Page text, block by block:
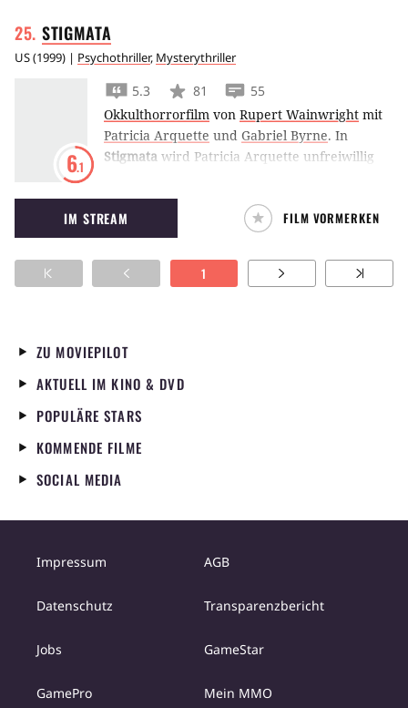
Mächten der Finsternis zu verbünden.
STIGMATA
US(1999) | Psychothriller, Mysterythriller
6.1
5.3 81
55
Okkulthorrorfilm von Rupert Wainwright mit
Patricia Arquette und Gabriel Byrne. In
Stigmata wird Patricia Arquette unfreiwillig
IM STREAM FILM VORMERKEN
1
ZU MOVIEPILOT
AKTUELL IM KINO & DVD
POPULÄRE STARS
KOMMENDE FILME
SOCIAL MEDIA
Impressum AGB
Datenschutz Transparenzbericht
Jobs GameStar
GamePro Mein MMO